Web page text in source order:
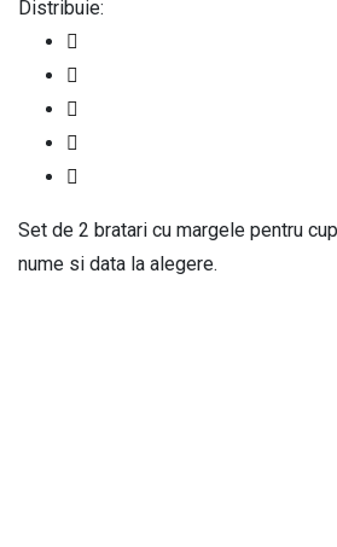
Distribuie:
Set de 2 bratari cu margele pentru
nume si data la alegere.